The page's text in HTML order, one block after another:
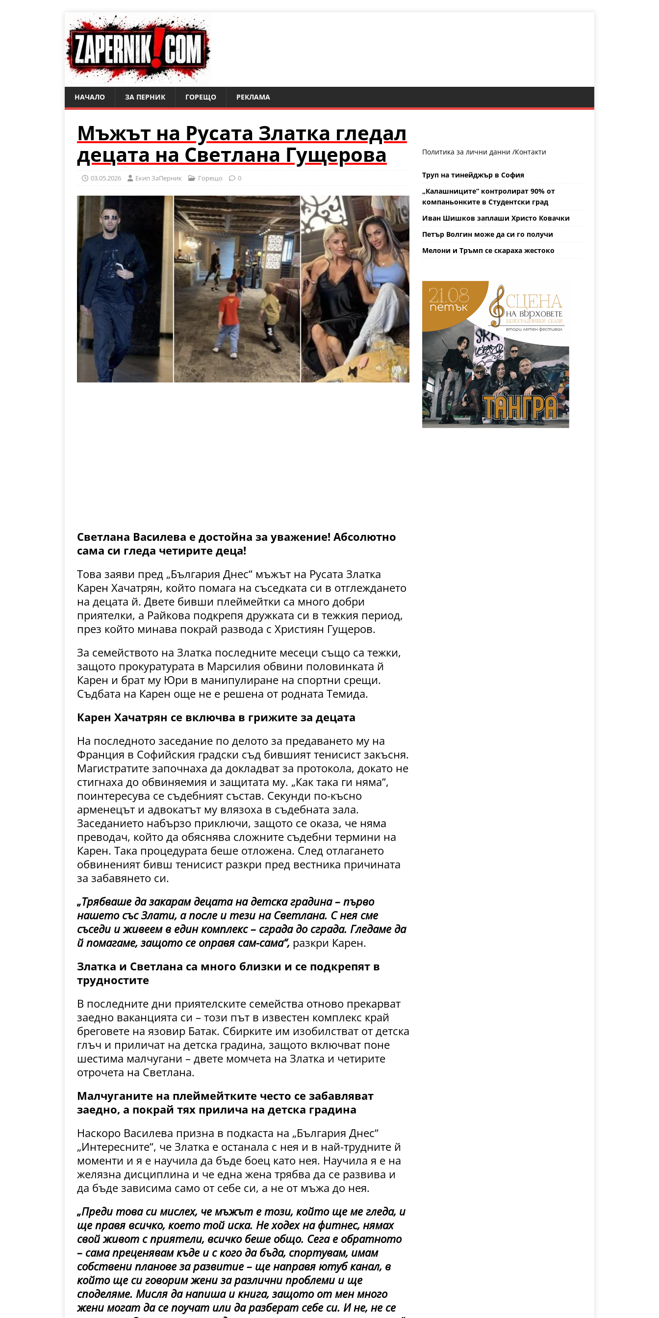
НАЧАЛО ЗА ПЕРНИК ГОРЕЩО РЕКЛАМА
Мъжът на Русата Златка гледал
децата на Светлана Гущерова
03.05.2026 Eкип ЗаПерник Горещо 0
Светлана Василева е достойна за уважение! Абсолютно
сама си гледа четирите деца!
Това заяви пред „България Днес“ мъжът на Русата Златка
Карен Хачатрян, който помага на съседката си в отглеждането
на децата й. Двете бивши плеймейтки са много добри
приятелки, а Райкова подкрепя дружката си в тежкия период,
през който минава покрай развода с Християн Гущеров.
За семейството на Златка последните месеци също са тежки,
защото прокуратурата в Марсилия обвини половинката й
Карен и брат му Юри в манипулиране на спортни срещи.
Съдбата на Карен още не е решена от родната Темида.
Карен Хачатрян се включва в грижите за децата
На последното заседание по делото за предаването му на
Франция в Софийския градски съд бившият тенисист закъсня.
Магистратите започнаха да докладват за протокола, докато не
стигнаха до обвиняемия и защитата му. „Как така ги няма“,
поинтересува се съдебният състав. Секунди по-късно
арменецът и адвокатът му влязоха в съдебната зала.
Заседанието набързо приключи, защото се оказа, че няма
преводач, който да обяснява сложните съдебни термини на
Карен. Така процедурата беше отложена. След отлагането
обвиненият бивш тенисист разкри пред вестника причината
за забавянето си.
„Трябваше да закарам децата на детска градина – първо
нашето със Злати, а после и тези на Светлана. С нея сме
съседи и живеем в един комплекс – сграда до сграда. Гледаме да
й помагаме, защото се оправя сам-сама“, разкри Карен.
Златка и Светлана са много близки и се подкрепят в
трудностите
В последните дни приятелските семейства отново прекарват
заедно ваканцията си – този път в известен комплекс край
бреговете на язовир Батак. Сбирките им изобилстват от детска
глъч и приличат на детска градина, защото включват поне
шестима малчугани – двете момчета на Златка и четирите
отрочета на Светлана.
Малчуганите на плеймейтките често се забавляват
заедно, а покрай тях прилича на детска градина
Наскоро Василева призна в подкаста на „България Днес“
„Интересните“, че Златка е останала с нея и в най-трудните й
моменти и я е научила да бъде боец като нея. Научила я е на
желязна дисциплина и че една жена трябва да се развива и
да бъде зависима само от себе си, а не от мъжа до нея.
„Преди това си мислех, че мъжът е този, който ще ме гледа, и
ще правя всичко, което той иска. Не ходех на фитнес, нямах
свой живот с приятели, всичко беше общо. Сега е обратното
– сама преценявам къде и с кого да бъда, спортувам, имам
собствени планове за развитие – ще направя ютуб канал, в
който ще си говорим жени за различни проблеми и ще
споделяме. Мисля да напиша и книга, защото от мен много
жени могат да се поучат или да разберат себе си. И не, не се
Политика за лични данни /Контакти
Труп на тинейджър в София
„Калашниците“ контролират 90% от
компаньонките в Студентски град
Иван Шишков заплаши Христо Ковачки
Петър Волгин може да си го получи
Мелони и Тръмп се скараха жестоко